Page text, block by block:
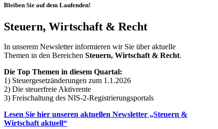
Bleiben Sie auf dem Laufenden!
Steuern, Wirtschaft & Recht
In unserem Newsletter informieren wir Sie über aktuelle
Themen in den Bereichen Steuern, Wirtschaft & Recht.
Die Top Themen in diesem Quartal:
1) Steuergesetzänderungen zum 1.1.2026
2) Die steuerfreie Aktivrente
3) Freischaltung des NIS-2-Registrierungsportals
Lesen Sie hier unseren aktuellen Newsletter „Steuern &
Wirtschaft aktuell“